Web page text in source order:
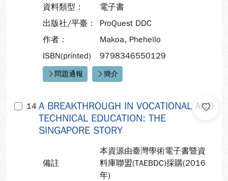
資料類型：
電子書
出版社/平臺：
ProQuest DDC
作者：
Makoa, Phehello
ISBN(printed)
9798346550129
快速連結：
問題通報 簡介
14 A BREAKTHROUGH IN VOCATIONAL AND
TECHNICAL EDUCATION: THE
SINGAPORE STORY
備註
本資源由臺灣學術電子書暨資
料庫聯盟(TAEBDC)採購(2016
年)